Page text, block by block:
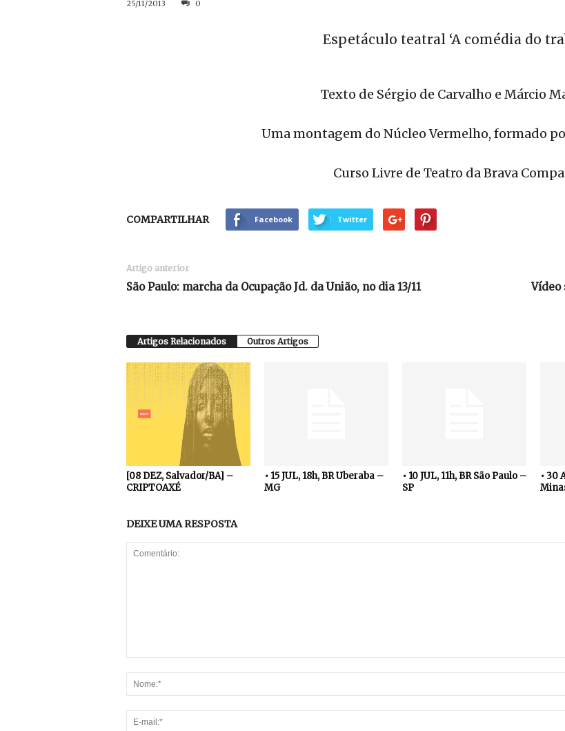
25/11/2013 0
Espetáculo teatral ‘A comédia do
Texto de Sérgio de Carvalho e Márcio
Uma montagem do Núcleo Vermelho, formado
Curso Livre de Teatro da Brava
COMPARTILHAR Facebook Twitter
Artigo anterior
São Paulo: marcha da Ocupação Jd. da União, no dia 13/11 Vídeo
Artigos Relacionados Outros Artigos
[08 DEZ, Salvador/BA] –
CRIPTOAXÉ
• 15 JUL, 18h, BR Uberaba –
MG
• 10 JUL, 11h, BR São Paulo –
SP
• 30
DEIXE UMA RESPOSTA